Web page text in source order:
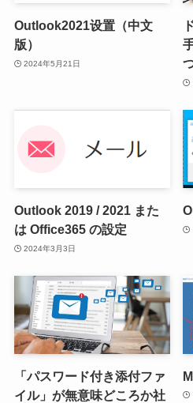
Outlook2021设置（中文
版）
2024年5月21日
Outlook 2019 / 2021 また
は Office365 の設定
2024年3月3日
「パスワード付き添付ファ
イル」が無意味どころか社